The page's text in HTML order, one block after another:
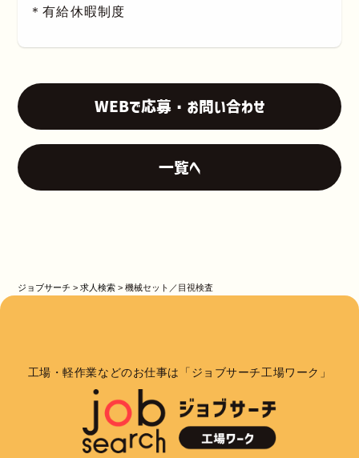
＊有給休暇制度
WEBで応募・お問い合わせ
一覧へ
ジョブサーチ >求人検索 >機械セット／目視検査
工場・軽作業などのお仕事は「ジョブサーチ工場ワーク」